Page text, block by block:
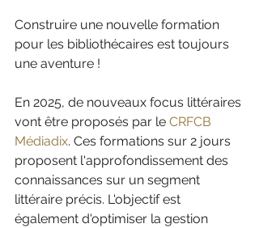
Construire une nouvelle formation
pour les bibliothécaires est toujours
une aventure !
En 2025, de nouveaux focus littéraires
vont être proposés par le CRFCB
Médiadix. Ces formations sur 2 jours
proposent l'approfondissement des
connaissances sur un segment
littéraire précis. L'objectif est
également d'optimiser la gestion